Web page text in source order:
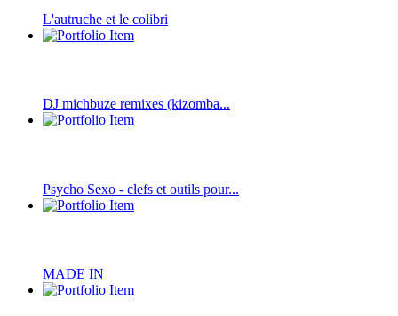
L'autruche et le colibri
DJ michbuze remixes (kizomba...
Psycho Sexo - clefs et outils pour...
MADE IN